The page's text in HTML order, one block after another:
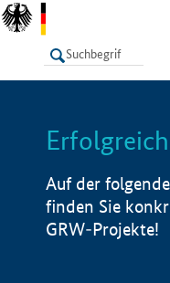
LISTE
Auf der
finden Sie
GRW-Projekte!